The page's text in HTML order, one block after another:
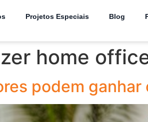
Projetos Especiais Blog
home
podem